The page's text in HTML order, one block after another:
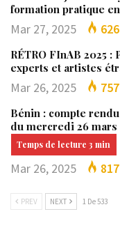
formation pratique
Mar 27, 2025 626
RÉTRO FInAB 2025
experts et artistes
Mar 26, 2025 757
Bénin : compte
du mercredi 26 mars
Mar 26, 2025 817
PREV NEXT 1 De 533